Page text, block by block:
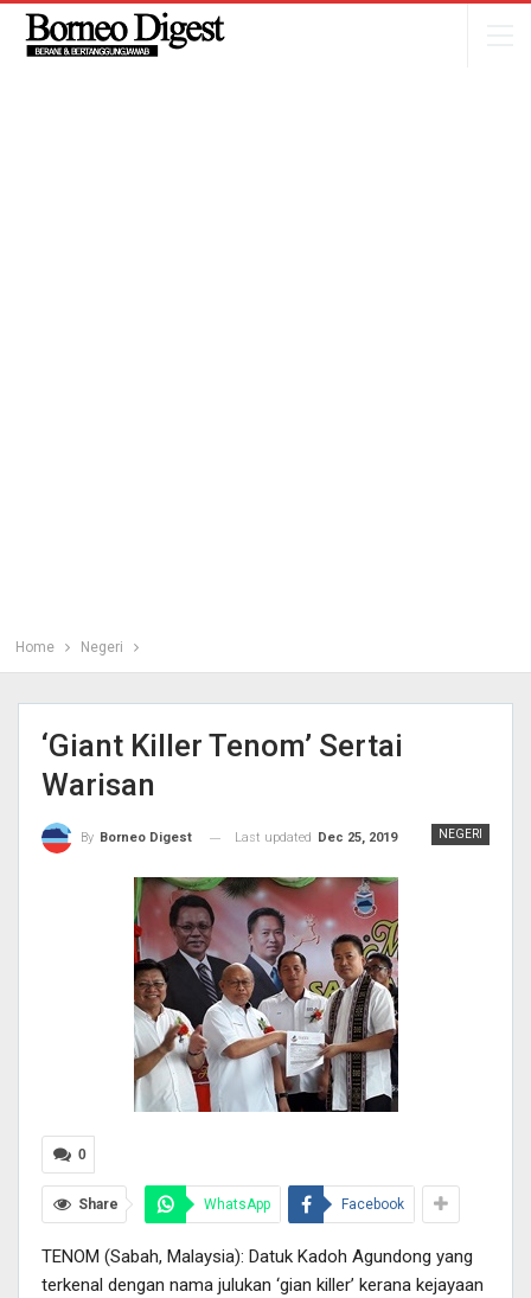
Home Negeri
‘Giant Killer Tenom’ Sertai
Warisan
NEGERI
By Borneo Digest Last updated Dec 25, 2019
0
Share WhatsApp Facebook
TENOM (Sabah, Malaysia): Datuk Kadoh Agundong yang
terkenal dengan nama julukan ‘gian killer’ kerana kejayaan